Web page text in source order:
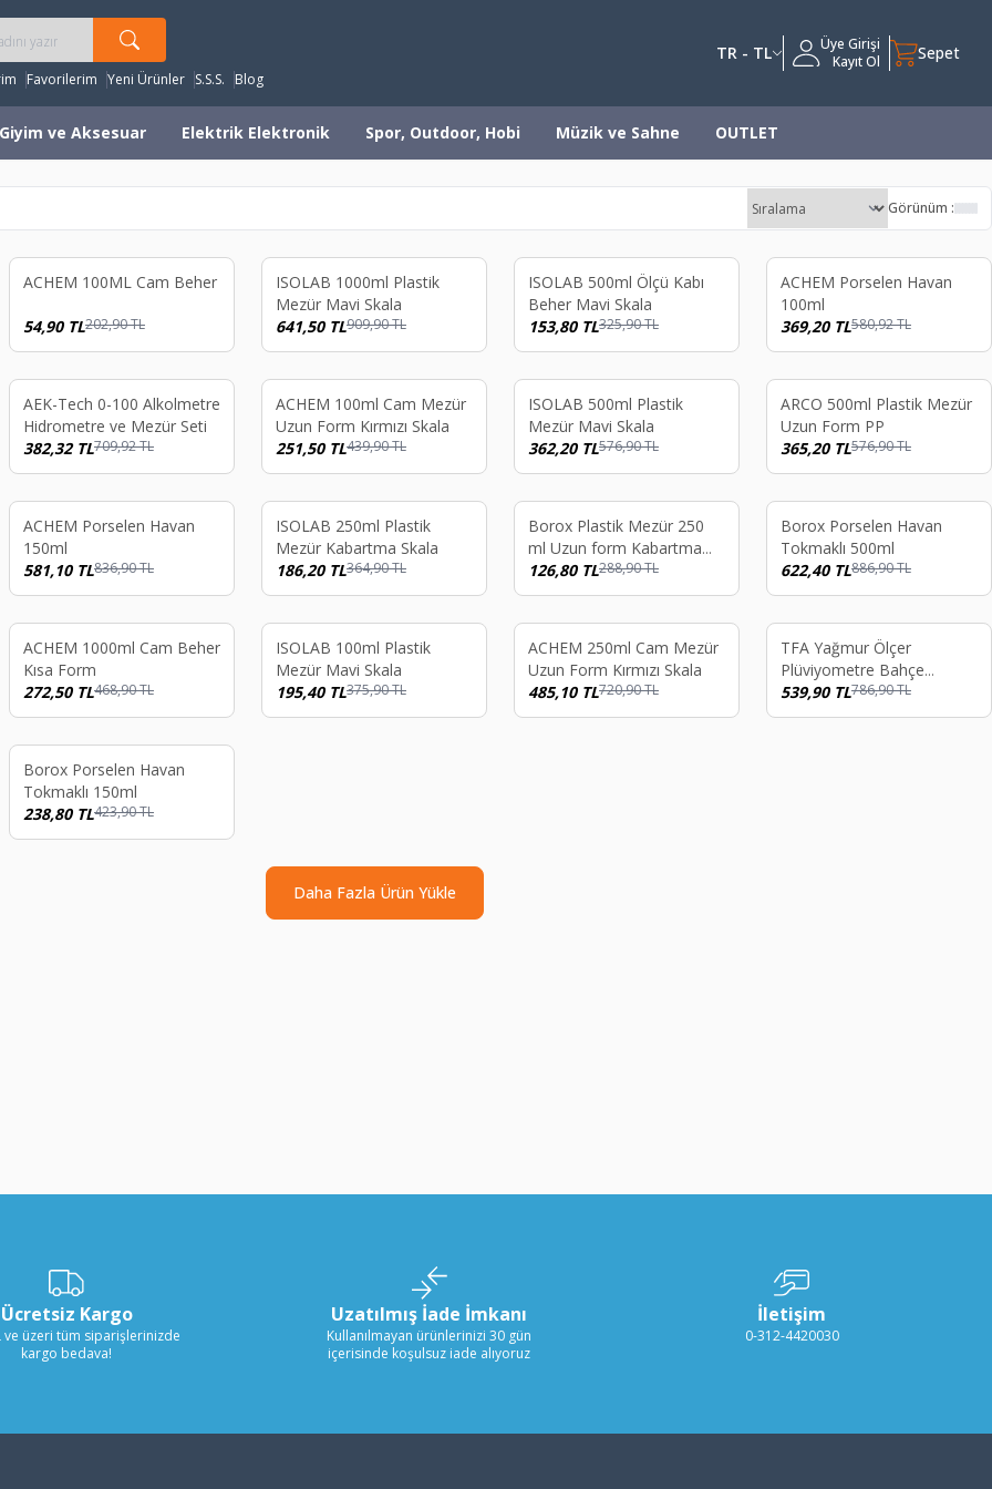
Favorilerim Yeni Ürünler S.S.S. Blog
TR - TL
Üye Girişi
Kayıt Ol
Sepet
Giyim ve Aksesuar Elektrik Elektronik Spor, Outdoor, Hobi Müzik ve Sahne OUTLET
Görünüm :
%73
ACHEM 100ML Cam Beher
54,90TL202,90TL
%29
ISOLAB 1000ml Plastik
Mezür Mavi Skala
641,50TL909,90TL
%53
ISOLAB 500ml Ölçü Kabı
Beher Mavi Skala
153,80TL325,90TL
%36
ACHEM Porselen Havan
100ml
369,20TL580,92TL
%46
AEK-Tech 0-100 Alkolmetre
Hidrometre ve Mezür Seti
382,32TL709,92TL
%43
ACHEM 100ml Cam Mezür
Uzun Form Kırmızı Skala
251,50TL439,90TL
%37
ISOLAB 500ml Plastik
Mezür Mavi Skala
362,20TL576,90TL
%37
ARCO 500ml Plastik Mezür
Uzun Form PP
365,20TL576,90TL
%31
ACHEM Porselen Havan
150ml
581,10TL836,90TL
%49
ISOLAB 250ml Plastik
Mezür Kabartma Skala
186,20TL364,90TL
%56
Borox Plastik Mezür 250
ml Uzun form Kabartma
Skala
126,80TL288,90TL
%30
Borox Porselen Havan
Tokmaklı 500ml
622,40TL886,90TL
%42
ACHEM 1000ml Cam Beher
Kısa Form
272,50TL468,90TL
%48
Tükendi
ISOLAB 100ml Plastik
Mezür Mavi Skala
195,40TL375,90TL
%33
Tükendi
ACHEM 250ml Cam Mezür
Uzun Form Kırmızı Skala
485,10TL720,90TL
%31
Tükendi
TFA Yağmur Ölçer
Plüviyometre Bahçe
Meteoroloji 70 L/m²
47.1008
539,90TL786,90TL
%44
Borox Porselen Havan
Tokmaklı 150ml
238,80TL423,90TL
Daha Fazla Ürün Yükle
Ücretsiz Kargo
ve üzeri tüm siparişlerinizde
kargo bedava!
Uzatılmış İade İmkanı
Kullanılmayan ürünlerinizi 30 gün
içerisinde koşulsuz iade alıyoruz
İletişim
0-312-4420030